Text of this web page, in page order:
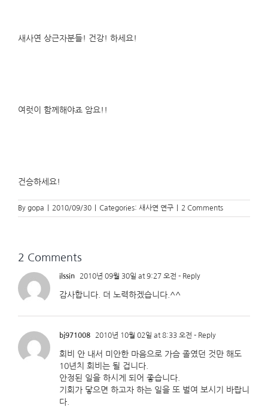
새사연 상근자분들! 건강! 하세요!
여럿이 함께해야죠 암요!!
건승하세요!
By gopa 2010/09/30 Categories: 새사연 연구 2 Comments
2 Comments
ilssin 2010년 09월 30일 at 9:27 오전 - Reply
감사합니다. 더 노력하겠습니다.^^
bj971008 2010년 10월 02일 at 8:33 오전 - Reply
회비 안 내서 미안한 마음으로 가슴 졸였던 것만 해도
10년치 회비는 될 겁니다.
안정된 일을 하시게 되어 좋습니다.
기회가 닿으면 하고자 하는 일을 또 벌여 보시기 바랍니
다.